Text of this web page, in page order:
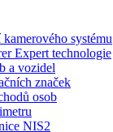
kamerového systému
Expert technologie
a vozidel
značek
osob
NIS2